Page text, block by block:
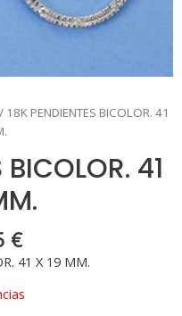
/ 18K PENDIENTES BICOLOR. 41
BICOLOR. 41
€
41 X 19 MM.